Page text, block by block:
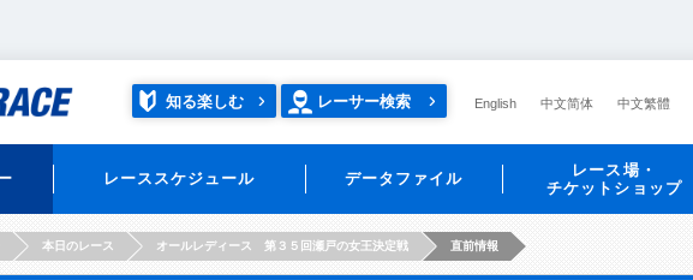
知る楽しむ レーサー検索 English 中文简体 中文繁體
レーススケジュール データファイル
レース場・
チケットショップ
本日のレース オールレディース 第３５回瀬戸の女王決定戦 直前情報